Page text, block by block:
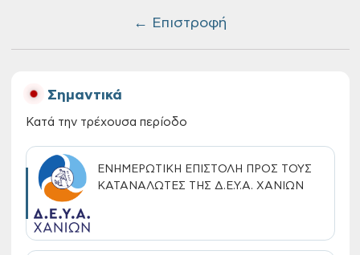
← Επιστροφή
Σημαντικά
Κατά την τρέχουσα περίοδο
ΕΝΗΜΕΡΩΤΙΚΗ ΕΠΙΣΤΟΛΗ ΠΡΟΣ ΤΟΥΣ
ΚΑΤΑΝΑΛΩΤΕΣ ΤΗΣ Δ.Ε.Υ.Α. ΧΑΝΙΩΝ